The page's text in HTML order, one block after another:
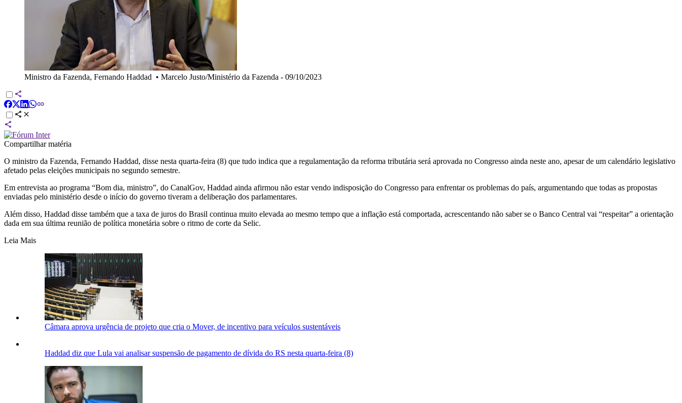
Ministro da Fazenda, Fernando Haddad • Marcelo Justo/Ministério da Fazenda - 09/10/2023
Compartilhar matéria
O ministro da Fazenda, Fernando Haddad, disse nesta quarta-feira (8) que tudo indica que a regulamentação da reforma tributária será aprovada no Congresso ainda neste ano, apesar de um calendário legislativo
afetado pelas eleições municipais no segundo semestre.
Em entrevista ao programa “Bom dia, ministro”, do CanalGov, Haddad ainda afirmou não estar vendo indisposição do Congresso para enfrentar os problemas do país, argumentando que todas as propostas
enviadas pelo ministério desde o início do governo tiveram a deliberação dos parlamentares.
Além disso, Haddad disse também que a taxa de juros do Brasil continua muito elevada ao mesmo tempo que a inflação está comportada, acrescentando não saber se o Banco Central vai “respeitar” a orientação
dada em sua última reunião de política monetária sobre o ritmo de corte da Selic.
Leia Mais
Câmara aprova urgência de projeto que cria o Mover, de incentivo para veículos sustentáveis
Haddad diz que Lula vai analisar suspensão de pagamento de dívida do RS nesta quarta-feira (8)